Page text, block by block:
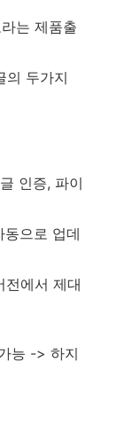
는 제품출
의 두가지
인증, 파이
으로 업데
전에서 제대
능 -> 하지